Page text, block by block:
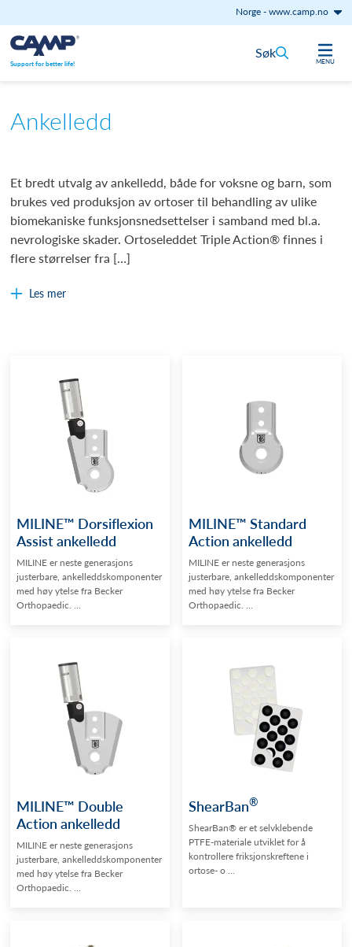
Norge-www.camp.no
Hopp til innhold
Support for better life! MENU
Søk
Ankelledd
Et bredt utvalg av ankelledd, både for voksne og barn, som
brukes ved produksjon av ortoser til behandling av ulike
biomekaniske funksjonsnedsettelser i samband med bl.a.
nevrologiske skader. Ortoseleddet Triple Action® finnes i
flere størrelser fra […]
Les mer
MILINE™ Dorsiflexion
Assist ankelledd
MILINE er neste generasjons
justerbare, ankelleddskomponenter
med høy ytelse fra Becker
Orthopaedic. ...
MILINE™ Standard
Action ankelledd
MILINE er neste generasjons
justerbare, ankelleddskomponenter
med høy ytelse fra Becker
Orthopaedic. ...
MILINE™ Double
Action ankelledd
MILINE er neste generasjons
justerbare, ankelleddskomponenter
med høy ytelse fra Becker
Orthopaedic. ...
ShearBan®
ShearBan® er et selvklebende
PTFE-materiale utviklet for å
kontrollere friksjonskreftene i
ortose- o ...